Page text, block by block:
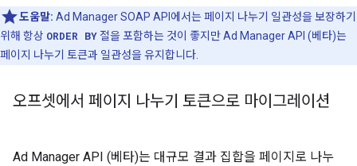
도움말: Ad Manager SOAP API에서는 페이지 나누기 일관성을 보장하기
위해 항상 ORDER BY 절을 포함하는 것이 좋지만 Ad Manager API (베타)는
페이지 나누기 토큰과 일관성을 유지합니다.
오프셋에서 페이지 나누기 토큰으로 마이그레이션
Ad Manager API (베타)는 대규모 결과 집합을 페이지로 나누